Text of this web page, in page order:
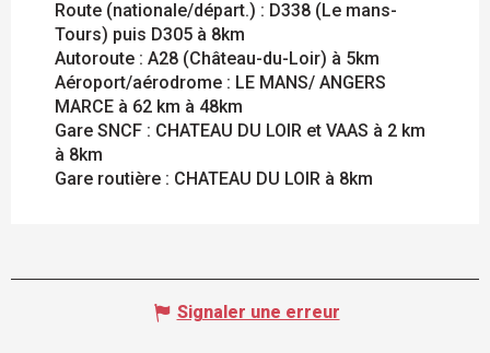
Route (nationale/départ.) : D338 (Le mans-
Tours) puis D305 à 8km
Autoroute : A28 (Château-du-Loir) à 5km
Aéroport/aérodrome : LE MANS/ ANGERS
MARCE à 62 km à 48km
Gare SNCF : CHATEAU DU LOIR et VAAS à 2 km
à 8km
Gare routière : CHATEAU DU LOIR à 8km
Signaler une erreur